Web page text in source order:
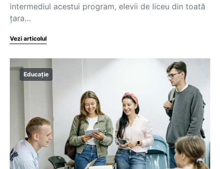
intermediul acestui program, elevii de liceu din toată
țara…
Vezi articolul
Educație